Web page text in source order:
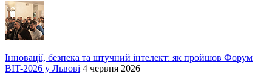
Інновації, безпека та штучний інтелект: як пройшов Форум
BIT-2026 у Львові 4 червня 2026